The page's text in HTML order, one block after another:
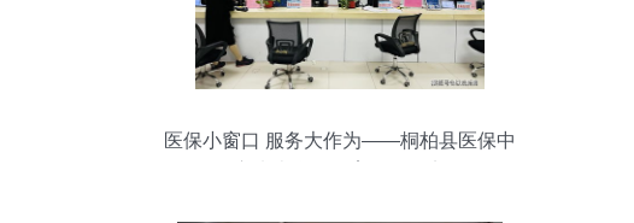
医保小窗口 服务大作为——桐柏县医保中